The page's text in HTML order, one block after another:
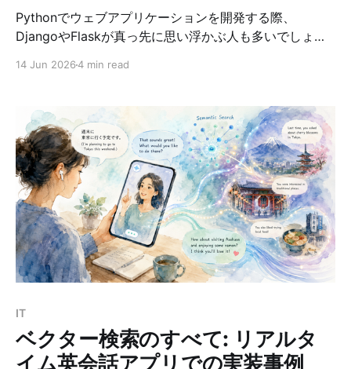
Pythonでウェブアプリケーションを開発する際、
DjangoやFlaskが真っ先に思い浮かぶ人も多いでしょ
ション「QRCode Maker」を作成しました。この記事で
は、Bottleの特徴や利点、そして実際の実装例をご紹介
します。 Bottleとは？ Bottle は、Python用の軽量なマ
イクロフレームワークです。DjangoやFlaskと比較する
と、機能を最小限に抑えた設計が特徴で、以下のような
特性があります。 Bottleの主な特徴 1. 極めてシンプルな
構成 * 依存関係が少なく、標準ライブラリのみで動作 *
インストールはpipで簡単にでき、依存ライブラリはほぼ
なし * 学習曲線が浅く、初心者にも優しい 2. 単一ファ
イルで構成可能 * フレームワーク全体がほぼ単一の
ケーションであれば、1ファイルで
14 Jun 20264 min read
IT
ベクター検索のすべて: リアルタ
イム英会話アプリでの実装事例